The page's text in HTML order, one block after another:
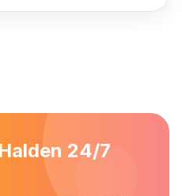
24/7